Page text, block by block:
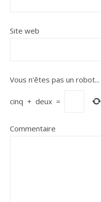
Site web
Vous n'êtes pas un robot...
cinq + deux =
Commentaire